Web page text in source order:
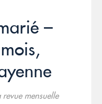
–
mensuelle